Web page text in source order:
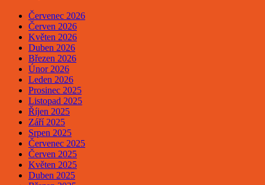
Červenec 2026
Červen 2026
Květen 2026
Duben 2026
Březen 2026
Únor 2026
Leden 2026
Prosinec 2025
Listopad 2025
Říjen 2025
Září 2025
Srpen 2025
Červenec 2025
Červen 2025
Květen 2025
Duben 2025